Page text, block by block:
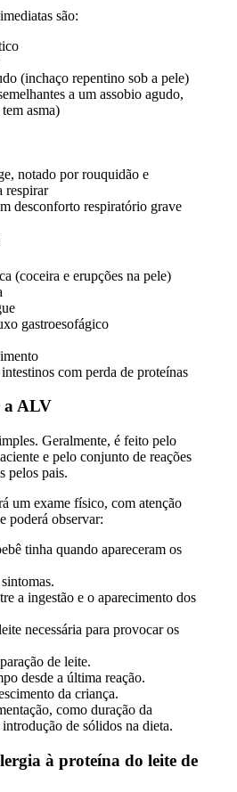
são:
(inchaço repentino sob a pele)
a um assobio agudo,
asma)
notado por rouquidão e
respirar
desconforto respiratório grave
(coceira e erupções na pele)
gastroesofágico
com perda de proteínas
a ALV
Geralmente, é feito pelo
e pelo conjunto de reações
pelos pais.
um exame físico, com atenção
poderá observar:
tinha quando apareceram os
a ingestão e o aparecimento dos
necessária para provocar os
de leite.
desde a última reação.
da criança.
como duração da
introdução de sólidos na dieta.
à proteína do leite de